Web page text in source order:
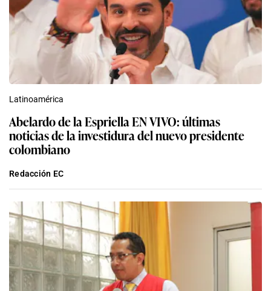
Latinoamérica
Abelardo de la Espriella EN VIVO: últimas
noticias de la investidura del nuevo presidente
colombiano
Redacción EC